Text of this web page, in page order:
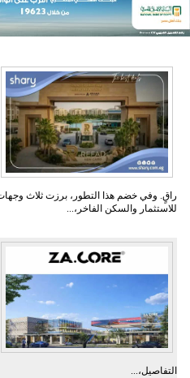
راقٍ. وفي خضم هذا التطور، برزت ثلاث
للاستثمار والسكن الفاخر،...
التفاصيل،...